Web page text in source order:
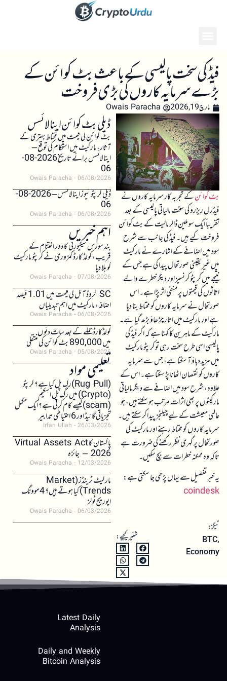
فیڈ کی سخت پالیسی کے باعث بٹ کوائن کے
بڑے سرمایہ کاروں کی بڑی فروخت
مارچ 19, 2026 Owais Paracha
بٹ کوائنکے تجربہ کار سرمایہ کاروں نے
فیڈرل ریزرو کی سخت مالیاتی پالیسی کے بعد
تقریباً ایک سو ملین ڈالر مالیت کے بٹ کوائن
فروخت کیے ہیں۔ فیڈ کی جانب سے شرح
سود میں اضافے کے اشارے نے مارکیٹ
میں غیر یقینی صورتحال پیدا کی ہے جس کے
نتیجے میں کرپٹو کرنسیز اور دیگر خطرے والے
اثاثوں کی قیمتوں پر منفی اثر پڑا ہے۔ اس
صورتحال نے سرمایہ کاروں کو محتاط بنا دیا
ہے اور مارکیٹ میں اتار چڑھاؤ بڑھ گیا ہے۔
مارکیٹ کے ماہرین کا کہنا ہے کہ اگر فیڈ کی
پالیسی اسی طرح سخت رہی تو کرپٹو مارکیٹ
میں مزید دباؤ آ سکتا ہے، جس سے سرمایہ
کاروں کو نقصان اٹھانا پڑ سکتا ہے۔ اس کے
علاوہ، شرح سود میں اضافے سے دیگر مالیاتی
مارکیٹوں پر بھی اثرات مرتب ہو سکتے ہیں، جو
عالمی معیشت کے لیے چیلنجز پیدا کر سکتے ہیں۔
سرمایہ کاروں کو محتاط رہنے اور مارکیٹ کی
صورتحال پر گہری نظر رکھنے کی ضرورت ہے
تاکہ وہ ممکنہ خطرات سے بچ سکیں۔
یہ خبر تفصیل سے یہاں پڑھی جا سکتی ہے:
coindesk
ٹیگز:
BTC,
Economy
شئیر کیجیے:
ڈیلی بٹ کوائن اینالائسس
بٹ کوائن کی قیمت میں محتاط بہتری کے
آثار، مارکیٹ میں استحکام کی توقع –
اینالائسس برائے تاریخ 2026-08-
06
Owais Paracha 06/08/2026
ڈیلی کرپٹو نیوز اینالائسس – 2026-08-
06
Owais Paracha 06/08/2026
اہم خبریں
بند سورس سیکیورٹی کا دور اختتام کے
قریب، کولڈ کارڈ کمزوری نے کرپٹو مارکیٹ
کو ہلا دیا
Owais Paracha 07/08/2026
SC کروڈ آئل کی قیمت میں 1.01 فیصد
اضافہ، مارکیٹ میں اہم تبدیلیاں
Owais Paracha 06/08/2026
کولڈکارڈ حملے کے بعد سات دنوں
میں 890,000 بٹ کوائن کی منتقلی
Owais Paracha 05/08/2026
تعلیمی مواد(Rug Pull)رگ پل کیا ہے؟ کرپٹو
(Crypto) میں رگ پل اسکیم
(scam)کیسے کام کرتی ہے؟ ایک مکمل
تجزیاتی گائیڈ اور 6 احتیاطی تدابیر
Irfan Ullah 26/03/2026
پاکستان کا Virtual Assets Act
2026 – جائزہ
Owais Paracha 12/03/2026
مارکیٹ ٹرینڈز (Market
Trends) کیا ہوتے ہیں؟ 4 موونگ
ایوریج ٹولز
Owais Paracha 06/03/2026
Latest Daily
Analysis
Daily and Weekly
Bitcoin Analysis